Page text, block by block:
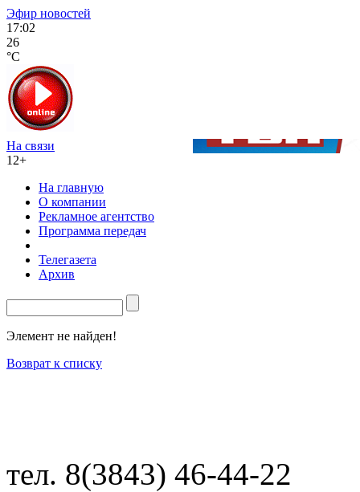
Эфир новостей
17:02
26
°C
На связи
12+
На главную
О компании
Рекламное агентство
Программа передач
Телегазета
Архив
Элемент не найден!
Возврат к списку
тел. 8(3843) 46-44-22